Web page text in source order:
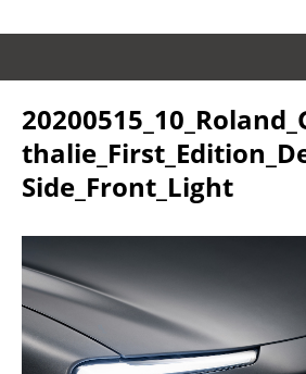
Side_Front_Light